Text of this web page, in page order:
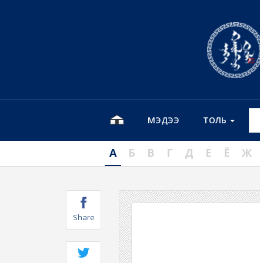
МЭДЭЭ ТОЛЬ
А Б В Г Д Е Ё Ж
Share